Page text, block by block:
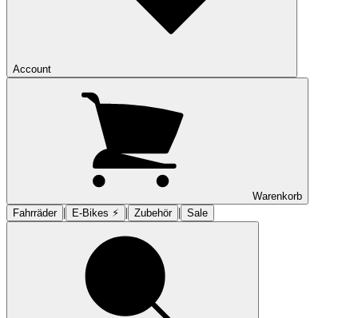
Account
Warenkorb
Fahrräder | E-Bikes ⚡︎ | Zubehör | Sale